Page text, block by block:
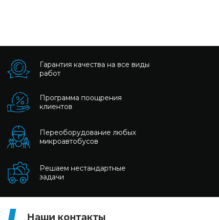
Гарантия качества на все виды
работ
Программа поощрения
клиентов
Переоборудование любых
микроавтобусов
Решаем нестандартные
задачи
Наши контакты